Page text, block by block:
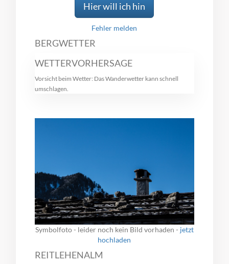
Hier will ich hin
Fehler melden
BERGWETTER
WETTERVORHERSAGE
Vorsicht beim Wetter: Das Wanderwetter kann schnell
umschlagen.
Symbolfoto - leider noch kein Bild vorhaden - jetzt
hochladen
REITLEHENALM